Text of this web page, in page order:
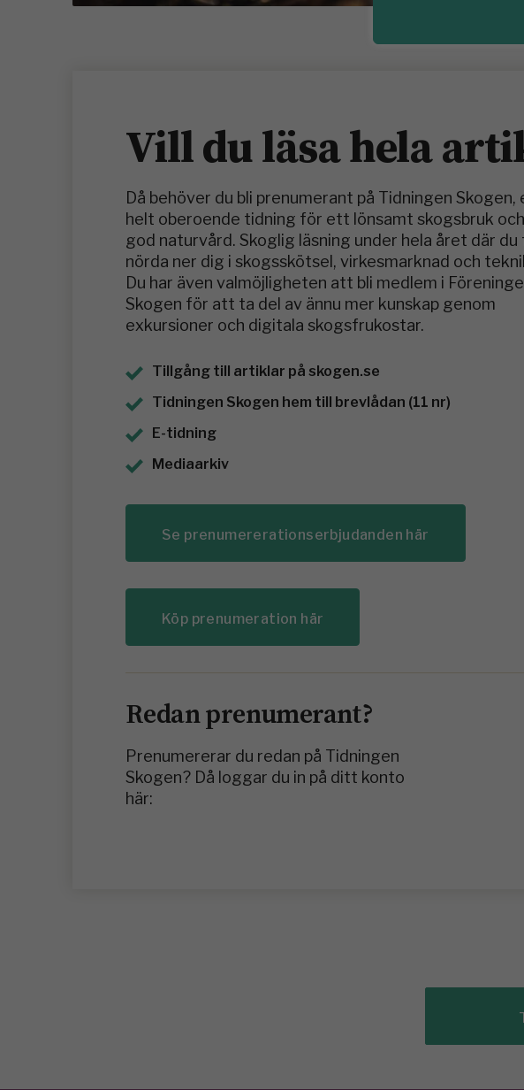
Vill du läsa hela
Då behöver du bli prenumerant på Tidningen Skogen,
helt oberoende tidning för ett lönsamt skogsbruk och
god naturvård. Skoglig läsning under hela året där du
nörda ner dig i skogsskötsel, virkesmarknad och
Du har även valmöjligheten att bli medlem i
Skogen för att ta del av ännu mer kunskap genom
exkursioner och digitala skogsfrukostar.
Tillgång till artiklar på skogen.se
Tidningen Skogen hem till brevlådan (11 nr)
E-tidning
Mediaarkiv
Se prenumererationserbjudanden här
Köp prenumeration här
Redan prenumerant?
Prenumererar du redan på Tidningen
Skogen? Då loggar du in på ditt konto
här: